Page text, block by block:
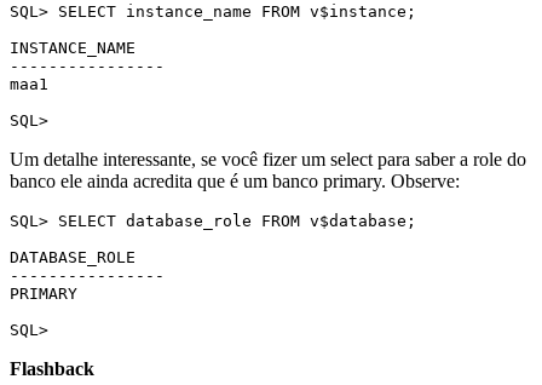
SQL> SELECT instance_name FROM v$instance;
INSTANCE_NAME
----------------
maa1
SQL>
Um detalhe interessante, se você fizer um select para saber a role do
banco ele ainda acredita que é um banco primary. Observe:
SQL> SELECT database_role FROM v$database;
DATABASE_ROLE
----------------
PRIMARY
SQL>
Flashback